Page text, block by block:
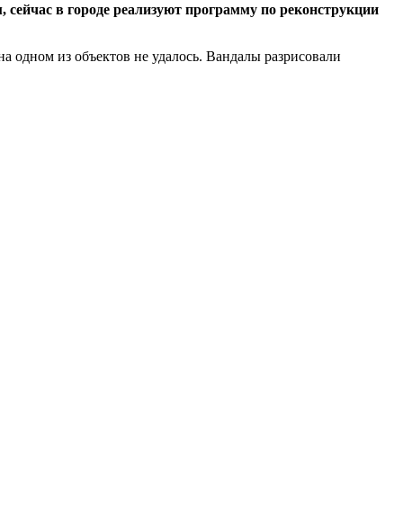
в городе реализуют программу по реконструкции
из объектов не удалось. Вандалы разрисовали